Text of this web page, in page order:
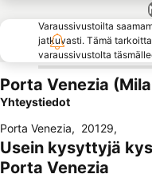
Varaussivustoilta
jatkuvasti. Tämä
varaussivustolta
Porta Venezia
Yhteystiedot
Porta Venezia, 20129,
Usein kysyttyjä
Porta Venezia